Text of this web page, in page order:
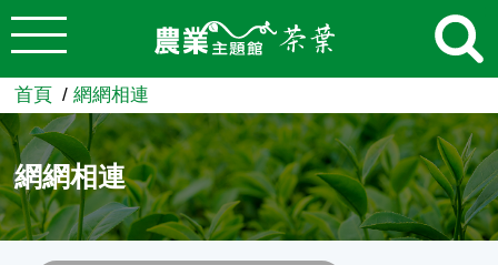
跳到主要內容
農業知識入口網
首頁 網網相連
網網相連